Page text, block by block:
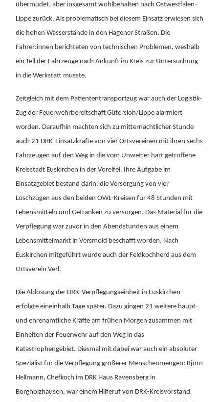
übermüdet, aber insgesamt wohlbehalten nach Ostwestfalen-
Lippe zurück. Als problematisch bei diesem Einsatz erwiesen sich
die hohen Wasserstände in den Hagener Straßen. Die
Fahrer:innen berichteten von technischen Problemen, weshalb
ein Teil der Fahrzeuge nach Ankunft im Kreis zur Untersuchung
in die Werkstatt musste.
Zeitgleich mit dem Patiententransportzug war auch der Logistik-
Zug der Feuerwehrbereitschaft Gütersloh/Lippe alarmiert
worden. Daraufhin machten sich zu mitternächtlicher Stunde
auch 21 DRK-Einsatzkräfte von vier Ortsvereinen mit ihren sechs
Fahrzeugen auf den Weg in die vom Unwetter hart getroffene
Kreisstadt Euskirchen in der Voreifel. Ihre Aufgabe im
Einsatzgebiet bestand darin, die Versorgung von vier
Löschzügen aus den beiden OWL-Kreisen für 48 Stunden mit
Lebensmitteln und Getränken zu versorgen. Das Material für die
Verpflegung war zuvor in den Abendstunden aus einem
Lebensmittelmarkt in Versmold beschafft worden. Nach
Euskirchen mitgeführt wurde auch der Feldkochherd aus dem
Ortsverein Verl.
Die Ablösung der DRK-Verpflegungseinheit in Euskirchen
erfolgte eineinhalb Tage später. Dazu gingen 21 weitere haupt-
und ehrenamtliche Kräfte am frühen Morgen zusammen mit
Einheiten der Feuerwehr auf den Weg in das
Katastrophengebiet. Diesmal mit dabei war auch ein absoluter
Spezialist für die Verpflegung größerer Menschenmengen: Björn
Hellmann, Chefkoch im DRK Haus Ravensberg in
Borgholzhausen, war einem Hilferuf von DRK-Kreisvorstand